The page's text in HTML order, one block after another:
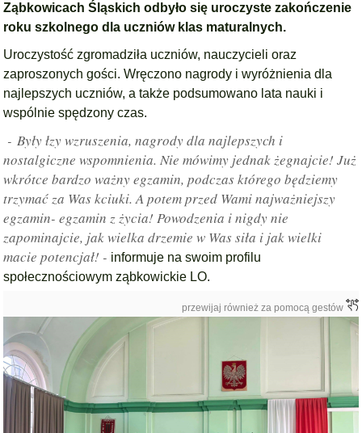
Ząbkowicach Śląskich odbyło się uroczyste zakończenie
roku szkolnego dla uczniów klas maturalnych.
Uroczystość zgromadziła uczniów, nauczycieli oraz
zaproszonych gości. Wręczono nagrody i wyróżnienia dla
najlepszych uczniów, a także podsumowano lata nauki i
wspólnie spędzony czas.
- Były łzy wzruszenia, nagrody dla najlepszych i
nostalgiczne wspomnienia. Nie mówimy jednak żegnajcie! Już
wkrótce bardzo ważny egzamin, podczas którego będziemy
trzymać za Was kciuki. A potem przed Wami najważniejszy
egzamin- egzamin z życia! Powodzenia i nigdy nie
zapominajcie, jak wielka drzemie w Was siła i jak wielki
macie potencjał! - informuje na swoim profilu
społecznościowym ząbkowickie LO.
przewijaj również za pomocą gestów